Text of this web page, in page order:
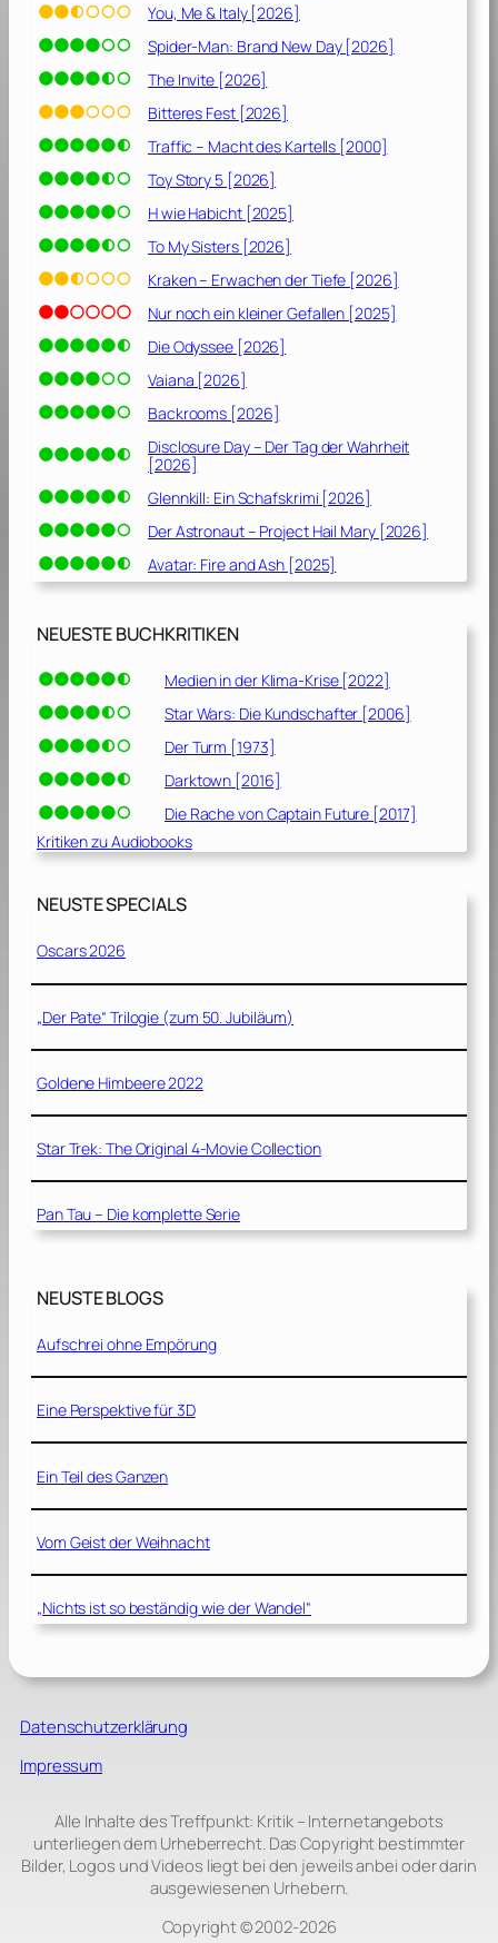
You, Me & Italy [2026]
Spider-Man: Brand New Day [2026]
The Invite [2026]
Bitteres Fest [2026]
Traffic – Macht des Kartells [2000]
Toy Story 5 [2026]
H wie Habicht [2025]
To My Sisters [2026]
Kraken – Erwachen der Tiefe [2026]
Nur noch ein kleiner Gefallen [2025]
Die Odyssee [2026]
Vaiana [2026]
Backrooms [2026]
Disclosure Day – Der Tag der Wahrheit
[2026]
Glennkill: Ein Schafskrimi [2026]
Der Astronaut – Project Hail Mary [2026]
Avatar: Fire and Ash [2025]
NEUESTE BUCHKRITIKEN
Medien in der Klima-Krise [2022]
Star Wars: Die Kundschafter [2006]
Der Turm [1973]
Darktown [2016]
Die Rache von Captain Future [2017]
Kritiken zu Audiobooks
NEUSTE SPECIALS
Oscars 2026
„Der Pate“ Trilogie (zum 50. Jubiläum)
Goldene Himbeere 2022
Star Trek: The Original 4-Movie Collection
Pan Tau – Die komplette Serie
NEUSTE BLOGS
Aufschrei ohne Empörung
Eine Perspektive für 3D
Ein Teil des Ganzen
Vom Geist der Weihnacht
„Nichts ist so beständig wie der Wandel“
Datenschutzerklärung
Impressum
Alle Inhalte des Treffpunkt: Kritik – Internetangebots
unterliegen dem Urheberrecht. Das Copyright bestimmter
Bilder, Logos und Videos liegt bei den jeweils anbei oder darin
ausgewiesenen Urhebern.
Copyright © 2002‑2026